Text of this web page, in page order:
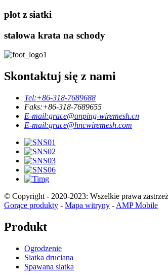
płot z siatki
stalowa krata na schody
Skontaktuj się z nami
Tel:+86-318-7689688
Faks:+86-318-7689655
E-mail:grace@anping-wiremesh.cn
E-mail:grace@hncwiremesh.com
© Copyright - 2020-2023: Wszelkie prawa
Gorące produkty - Mapa witryny - AMP Mobile
Produkt
Ogrodzenie
Siatka druciana
Spawana siatka